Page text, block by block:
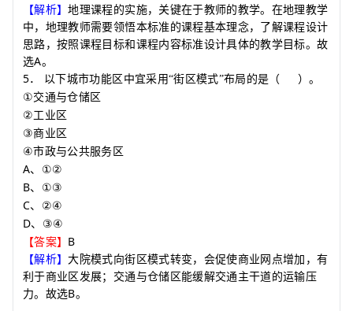
【解析】地理课程的实施，关键在于教师的教学。在地理教学
中，地理教师需要领悟本标准的课程基本理念，了解课程设计
思路，按照课程目标和课程内容标准设计具体的教学目标。故
选A。
5． 以下城市功能区中宜采用“街区模式”布局的是 （ ） 。
①交通与仓储区
②工业区
③商业区
④市政与公共服务区
A、 ①②
B、 ①③
C、 ②④
D、 ③④
【答案】 B
【解析】大院模式向街区模式转变，会促使商业网点增加，有
利于商业区发展；交通与仓储区能缓解交通主干道的运输压
力。故选B。